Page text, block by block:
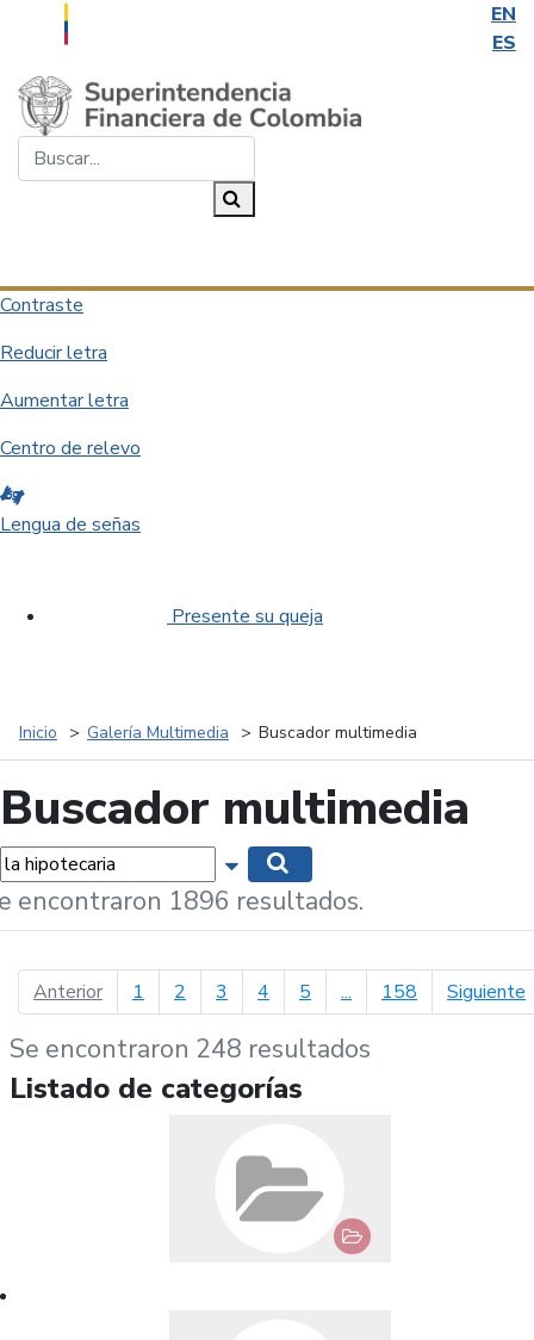
EN
ES
Saltar al contenido principal
Contraste
Reducir letra
Aumentar letra
Centro de relevo
Lengua de señas
Presente su queja
Inicio Galería Multimedia Buscador multimedia
Buscador multimedia
Mostrar opciones de búsqueda
encontraron 1896 resultados.
Anteriorpágina anterior
1 2 3 4 5 ... 158 Siguiente
Se encontraron 248 resultados
Listado de categorías